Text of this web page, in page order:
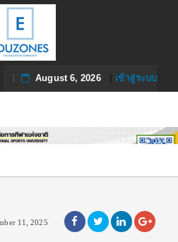
August 6, 2026| เข้าสู่ระบบ
11, 2025